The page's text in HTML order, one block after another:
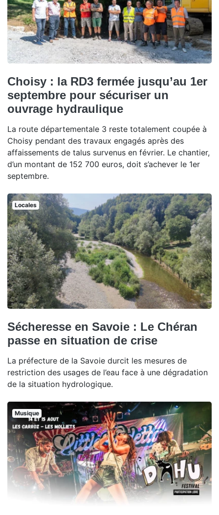
Choisy : la RD3 fermée jusqu’au 1er
septembre pour sécuriser un
ouvrage hydraulique
La route départementale 3 reste totalement coupée à
Choisy pendant des travaux engagés après des
affaissements de talus survenus en février. Le chantier,
d’un montant de 152 700 euros, doit s’achever le 1er
septembre.
Locales
Sécheresse en Savoie : Le Chéran
passe en situation de crise
La préfecture de la Savoie durcit les mesures de
restriction des usages de l’eau face à une dégradation
de la situation hydrologique.
Musique